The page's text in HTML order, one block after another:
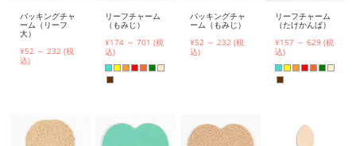
バッキングチャ
ーム（リーフ
大）
¥52 ～ 232 (税
込)
リーフチャーム
（もみじ）
¥174 ～ 701 (税
込)
バッキングチャ
ーム（もみじ）
¥52 ～ 232 (税
込)
リーフチャーム
（たけかんば）
¥157 ～ 629 (税
込)